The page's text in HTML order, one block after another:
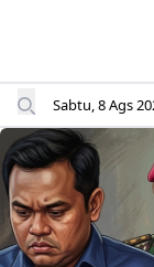
Sabtu, 8 Ags